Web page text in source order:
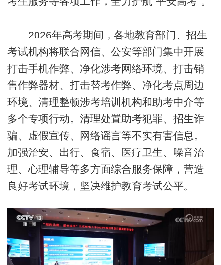
2026年高考期间，各地教育部门、招生
考试机构将联合网信、公安等部门集中开展
打击手机作弊、净化涉考网络环境、打击销
售作弊器材、打击替考作弊、净化考点周边
环境、清理整顿涉考培训机构和助考中介等
多个专项行动。清理处置助考犯罪、招生诈
骗、虚假宣传、网络谣言等不实有害信息。
加强治安、出行、食宿、医疗卫生、噪音治
理、心理辅导等多方面综合服务保障，营造
良好考试环境，坚决维护教育考试公平。